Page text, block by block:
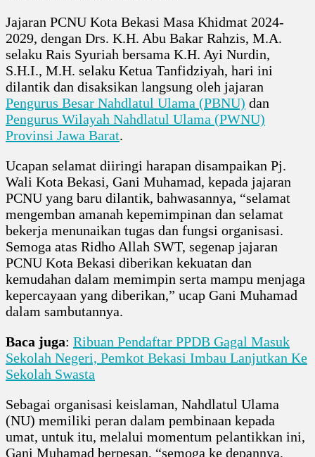
Jajaran PCNU Kota Bekasi Masa Khidmat 2024-
2029, dengan Drs. K.H. Abu Bakar Rahzis, M.A.
selaku Rais Syuriah bersama K.H. Ayi Nurdin,
S.H.I., M.H. selaku Ketua Tanfidziyah, hari ini
dilantik dan disaksikan langsung oleh jajaran
Pengurus Besar Nahdlatul Ulama (PBNU) dan
Pengurus Wilayah Nahdlatul Ulama (PWNU)
Provinsi Jawa Barat.
Ucapan selamat diiringi harapan disampaikan Pj.
Wali Kota Bekasi, Gani Muhamad, kepada jajaran
PCNU yang baru dilantik, bahwasannya, “selamat
mengemban amanah kepemimpinan dan selamat
bekerja menunaikan tugas dan fungsi organisasi.
Semoga atas Ridho Allah SWT, segenap jajaran
PCNU Kota Bekasi diberikan kekuatan dan
kemudahan dalam memimpin serta mampu menjaga
kepercayaan yang diberikan,” ucap Gani Muhamad
dalam sambutannya.
Baca juga: Ribuan Pendaftar PPDB Gagal Masuk
Sekolah Negeri, Pemkot Bekasi Imbau Lanjutkan Ke
Sekolah Swasta
Sebagai organisasi keislaman, Nahdlatul Ulama
(NU) memiliki peran dalam pembinaan kepada
umat, untuk itu, melalui momentum pelantikkan ini,
Gani Muhamad berpesan, “semoga ke depannya,